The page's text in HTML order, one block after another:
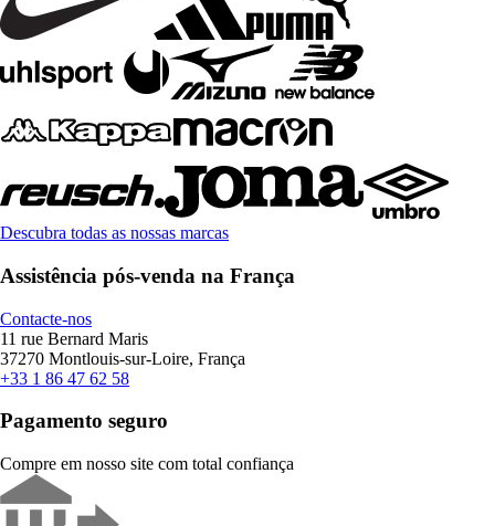
Descubra todas as nossas marcas
Assistência pós-venda na França
Contacte-nos
11 rue Bernard Maris
37270 Montlouis-sur-Loire, França
+33 1 86 47 62 58
Pagamento seguro
Compre em nosso site com total confiança